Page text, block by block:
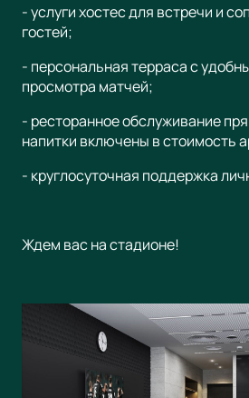
- услуги хостес для встречи и
гостей;
- персональная терраса с
просмотра матчей;
- ресторанное обслуживание
напитки включены в стоимость
- круглосуточная поддержка
Ждем вас на стадионе!